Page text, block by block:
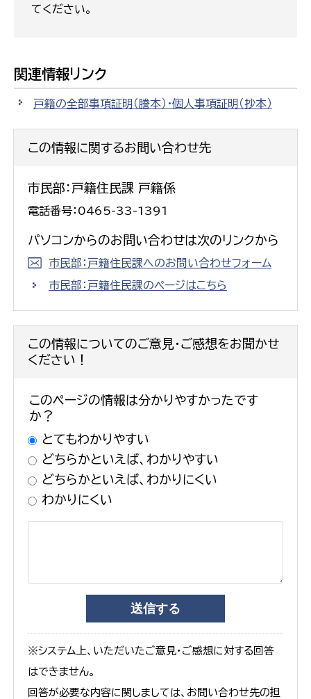
てください。
関連情報リンク
戸籍の全部事項証明（謄本）・個人事項証明（抄本）
この情報に関するお問い合わせ先
市民部：戸籍住民課 戸籍係
電話番号：0465-33-1391
パソコンからのお問い合わせは次のリンクから
市民部：戸籍住民課へのお問い合わせフォーム
市民部：戸籍住民課のページはこちら
この情報についてのご意見・ご感想をお聞かせ
ください！
このページの情報は分かりやすかったです
か？
とてもわかりやすい
どちらかといえば、わかりやすい
どちらかといえば、わかりにくい
わかりにくい
※システム上、いただいたご意見・ご感想に対する回答
はできません。
回答が必要な内容に関しましては、お問い合わせ先の担